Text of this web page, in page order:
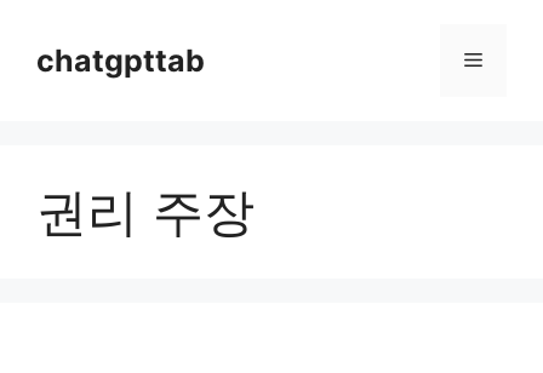
chatgpttab 메
권리 주장